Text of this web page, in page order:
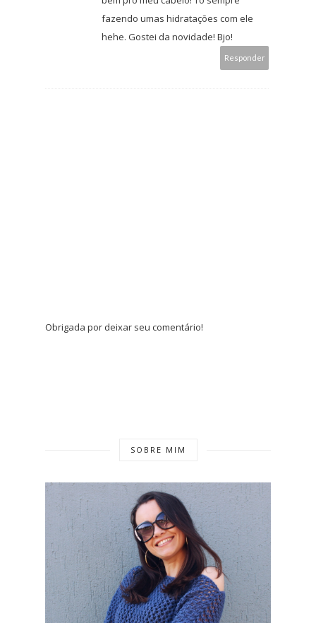
fazendo umas hidratações com ele
hehe. Gostei da novidade! Bjo!
Responder
Obrigada por deixar seu comentário!
SOBRE MIM